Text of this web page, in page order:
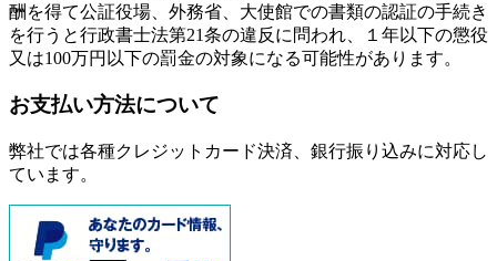
酬を得て公証役場、外務省、大使館での書類の認証の手続き
を行うと行政書士法第21条の違反に問われ、
１年以下の懲役
又は100万円以下の罰金の対象になる可能性があります。
お支払い方法について
弊社では各種クレジットカード決済、銀行振り込みに対応し
ています。